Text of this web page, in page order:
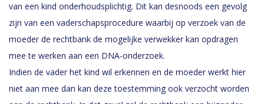
van een kind onderhoudsplichtig. Dit kan desnoods een gevolg
zijn van een vaderschapsprocedure waarbij op verzoek van de
moeder de rechtbank de mogelijke verwekker kan opdragen
mee te werken aan een DNA-onderzoek.
Indien de vader het kind wil erkennen en de moeder werkt hier
niet aan mee dan kan deze toestemming ook verzocht worden